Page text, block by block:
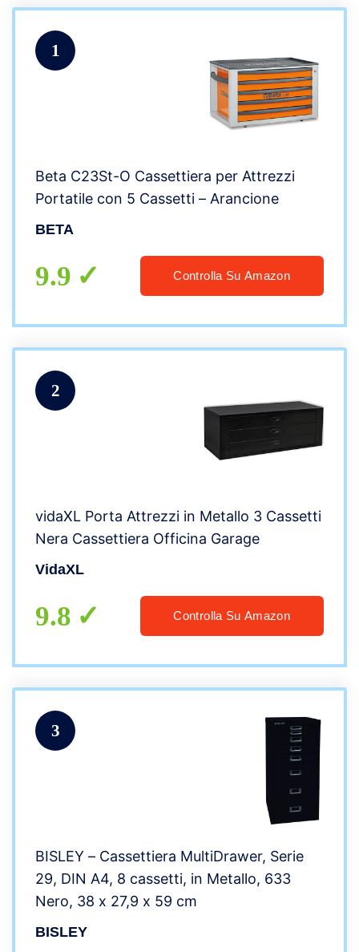
1
Beta C23St-O Cassettiera per Attrezzi
Portatile con 5 Cassetti – Arancione
BETA
9.9 Controlla Su Amazon
2
vidaXL Porta Attrezzi in Metallo 3 Cassetti
Nera Cassettiera Officina Garage
VidaXL
9.8 Controlla Su Amazon
3
BISLEY – Cassettiera MultiDrawer, Serie
29, DIN A4, 8 cassetti, in Metallo, 633
Nero, 38 x 27,9 x 59 cm
BISLEY